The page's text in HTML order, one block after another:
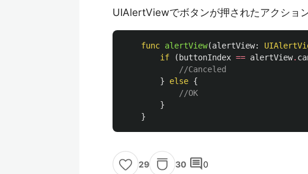
UIAlertViewでボタンが押されたアクショ
func alertView(alertView:
if
( buttonIndex == alertView.
//Canceled
}
else {
//OK
}
}
29 30 comment0